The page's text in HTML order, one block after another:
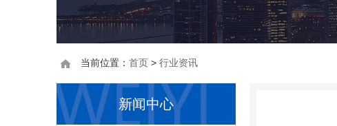
当前位置： 首页 > 行业资讯
新闻中心